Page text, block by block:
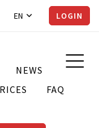
EN LOGIN
NEWS
FAQ